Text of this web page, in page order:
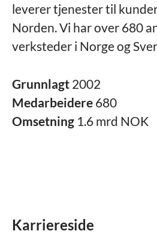
leverer tjenester til
Norden. Vi har over 680
verksteder i Norge og
Grunnlagt 2002
Medarbeidere 680
Omsetning 1.6 mrd NOK
Karriereside